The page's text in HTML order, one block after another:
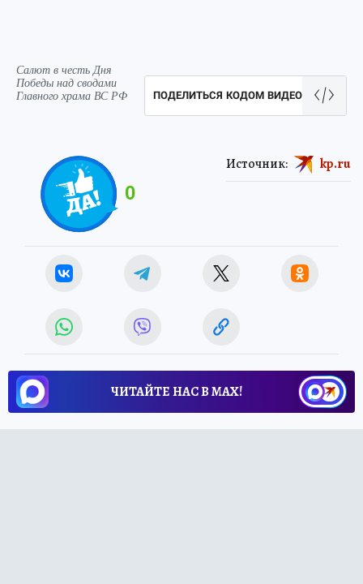
Салют в честь Дня
Победы над сводами
Главного храма ВС РФ
ПОДЕЛИТЬСЯ КОДОМ ВИДЕО
0
Источник: kp.ru
ЧИТАЙТЕ НАС В МАХ!